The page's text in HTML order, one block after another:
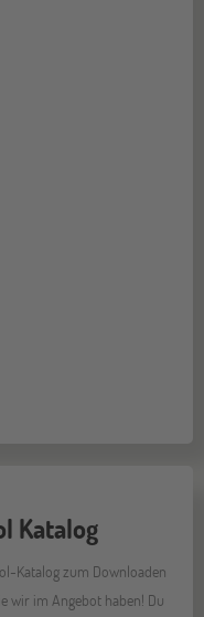
Katalog
Katalog zum Downloaden
wir im Angebot haben! Du